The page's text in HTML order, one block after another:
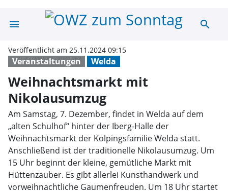
menu search
Veranstaltungen Welda
Veröffentlicht am 25.11.2024 09:15
Weihnachtsmarkt mit
Nikolausumzug
Am Samstag, 7. Dezember, findet in Welda auf dem
„alten Schulhof“ hinter der Iberg-Halle der
Weihnachtsmarkt der Kolpingsfamilie Welda statt.
Anschließend ist der traditionelle Nikolausumzug. Um
15 Uhr beginnt der kleine, gemütliche Markt mit
Hüttenzauber. Es gibt allerlei Kunsthandwerk und
vorweihnachtliche Gaumenfreuden. Um 18 Uhr startet